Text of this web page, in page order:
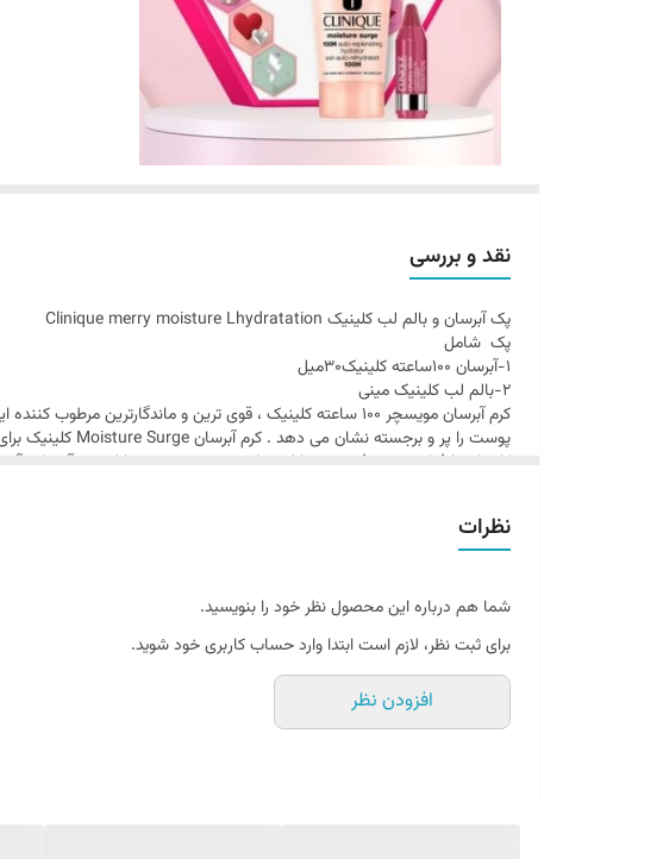
نقد و بررسی
پک آبرسان و بالم لب کلینیک Clinique merry moisture Lhydratation
پک شامل
۱-آبرسان ۱۰۰ساعته کلینیک۳۰میل
۲-بالم لب کلینیک مینی
کرم آبرسان مویسچر ۱۰۰ ساعته کلینیک ، قوی ترین و
کلینیک با فناوری پیشرفته خود تا لایه‌‏های عمیق‎ پوست نفوذ کرده و آبرسانی آن را تا بیش ‎از ۱۰۰ ساعت انجام می دهد.
• منبع رطوبت داخل خود پوست را تحریک می کند تا دائما خود را هیدراته کند و
• رطوبت را روی پوست قفل کرده و باعث برجسته، سالم و درخشان به نظر
نظرات
شما هم درباره این محصول نظر خود را بنویسید.
برای ثبت نظر، لازم است ابتدا وارد حساب کاربری خود شوید.
افزودن نظر